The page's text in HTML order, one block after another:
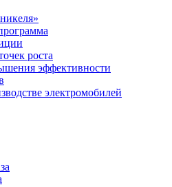
роста
эффективности
электромобилей